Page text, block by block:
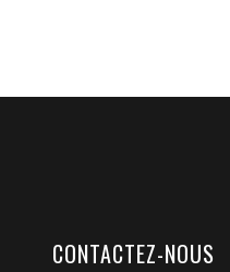
CONTACTEZ-NOUS